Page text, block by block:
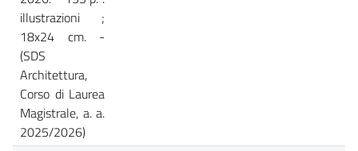
illustrazioni ;
18x24 cm. -
(SDS
Architettura,
Corso di Laurea
Magistrale, a. a.
2025/2026)